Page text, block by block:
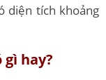
diện tích khoảng
hay?